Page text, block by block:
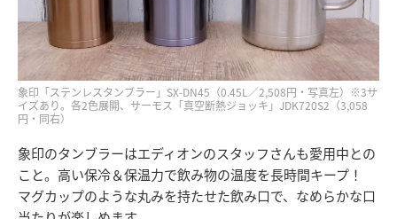
象印「ステンレスタンブラー」SX-DN45（0.45L／2,508円・写真左）※3サ
イズあり。各2色展開、サーモス「真空断熱ジョッキ」JDK720S2（3,058
円・同右）
象印のタンブラーはエディオンのスタッフさんも愛用中との
こと。高い保冷＆保温力で飲み物の温度を長時間キープ！
マグカップのような丸みを持たせた飲み口で、なめらかな口